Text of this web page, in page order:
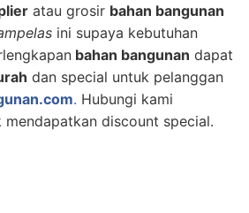
atau grosir bahan bangunan
ini supaya kebutuhan
bahan bangunan dapat
dan special untuk pelanggan
. Hubungi kami
mendapatkan discount special.